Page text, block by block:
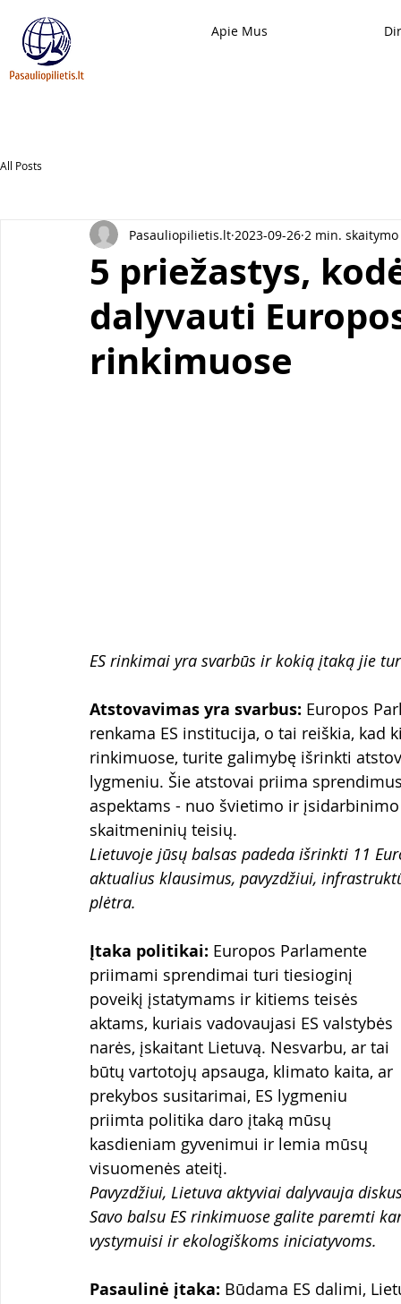
Apie Mus
All Posts
5 priežastys,
dalyvauti
rinkimuose
Pasauliopilietis.lt 2023-09-26 2 min. skaitymo
ES rinkimai yra svarbūs ir kokią įtaką jie
Atstovavimas yra svarbus: Europos
renkama ES institucija, o tai reiškia, kad
rinkimuose, turite galimybę išrinkti
lygmeniu. Šie atstovai priima
aspektams - nuo švietimo ir
skaitmeninių teisių.
Lietuvoje jūsų balsas padeda išrinkti 11
aktualius klausimus, pavyzdžiui,
plėtra.
Įtaka politikai: Europos Parlamente
priimami sprendimai turi tiesioginį
poveikį įstatymams ir kitiems teisės
aktams, kuriais vadovaujasi ES valstybės
narės, įskaitant Lietuvą. Nesvarbu, ar tai
būtų vartotojų apsauga, klimato kaita, ar
prekybos susitarimai, ES lygmeniu
priimta politika daro įtaką mūsų
kasdieniam gyvenimui ir lemia mūsų
visuomenės ateitį.
Pavyzdžiui, Lietuva aktyviai dalyvauja
Savo balsu ES rinkimuose galite paremti
vystymuisi ir ekologiškoms iniciatyvoms.
Pasaulinė įtaka: Būdama ES dalimi,